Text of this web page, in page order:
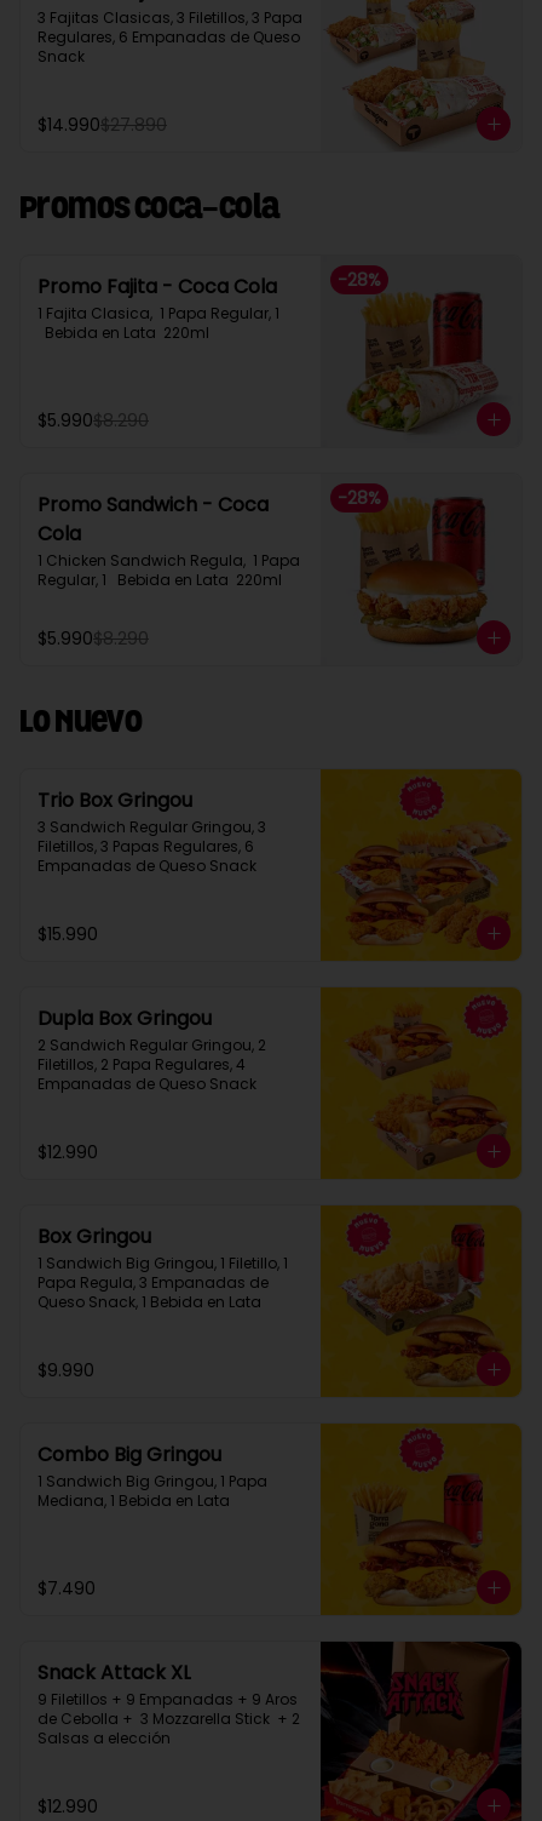
3 Fajitas Clasicas, 3 Filetillos, 3 Papa
Regulares, 6 Empanadas de Queso
Snack
$14.990$27.890
Promos Coca-Cola
-28%
Promo Fajita - Coca Cola
1 Fajita Clasica,  1 Papa Regular, 1
Bebida en Lata  220ml
$5.990$8.290
-28%
Promo Sandwich - Coca
Cola
1 Chicken Sandwich Regula,  1 Papa
Regular, 1   Bebida en Lata  220ml
$5.990$8.290
Lo Nuevo
Trio Box Gringou
3 Sandwich Regular Gringou, 3
Filetillos, 3 Papas Regulares, 6
Empanadas de Queso Snack
$15.990
Dupla Box Gringou
2 Sandwich Regular Gringou, 2
Filetillos, 2 Papa Regulares, 4
Empanadas de Queso Snack
$12.990
Box Gringou
1 Sandwich Big Gringou, 1 Filetillo, 1
Papa Regula, 3 Empanadas de
Queso Snack, 1 Bebida en Lata
$9.990
Combo Big Gringou
1 Sandwich Big Gringou, 1 Papa
Mediana, 1 Bebida en Lata
$7.490
Snack Attack XL
9 Filetillos + 9 Empanadas + 9 Aros
de Cebolla +  3 Mozzarella Stick  + 2
Salsas a elección
$12.990